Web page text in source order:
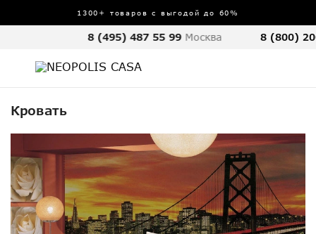
1300+ товаров с выгодой до 60%
8 (495) 487 55 99 Москва 8 (800)
Кровать